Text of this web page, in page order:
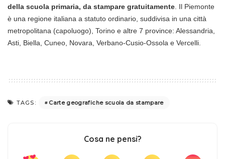
della scuola primaria, da stampare gratuitamente. Il Piemonte
è una regione italiana a statuto ordinario, suddivisa in una città
metropolitana (capoluogo), Torino e altre 7 province: Alessandria,
Asti, Biella, Cuneo, Novara, Verbano-Cusio-Ossola e Vercelli.
TAGS: Carte geografiche scuola da stampare
Cosa ne pensi?